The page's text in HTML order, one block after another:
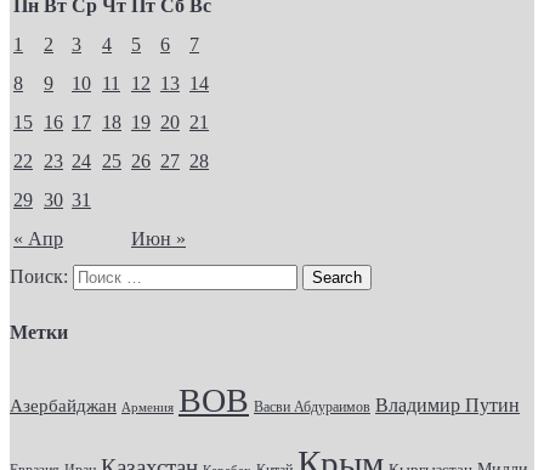
Пн Вт Ср Чт Пт Сб Вс
« Апр Июн »
1 2 3 4 5 6
7
8
9 10 11 12 13 14
15 16 17 18 19 20 21
22
23 24 25 26 27 28
29 30 31
Поиск:
Метки
Азербайджан Армения ВОВ Васви Абдураимов Владимир Путин